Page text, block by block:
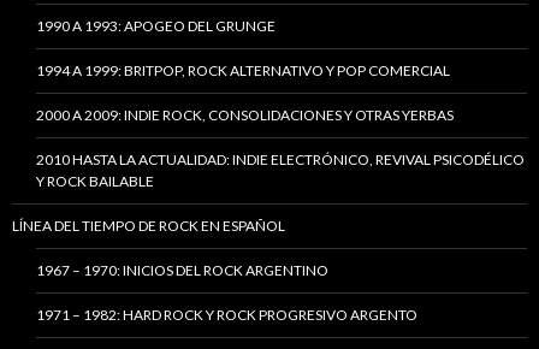
1990 A 1993: APOGEO DEL GRUNGE
1994 A 1999: BRITPOP, ROCK ALTERNATIVO Y POP COMERCIAL
2000 A 2009: INDIE ROCK, CONSOLIDACIONES Y OTRAS YERBAS
2010 HASTA LA ACTUALIDAD: INDIE ELECTRÓNICO, REVIVAL PSICODÉLICO
Y ROCK BAILABLE
LÍNEA DEL TIEMPO DE ROCK EN ESPAÑOL
1967 – 1970: INICIOS DEL ROCK ARGENTINO
1971 – 1982: HARD ROCK Y ROCK PROGRESIVO ARGENTO